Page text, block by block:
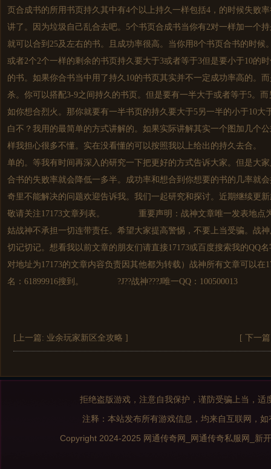
页合成书的所用书页持久其中有4个以上持久一样包括4，的时候
讲了。因为垃圾自己乱合去吧。5个书页合成书当你有2对一样加一个
就可以合到25及左右的书。且成功率很高。当你用8个书页合书的时候
或者2个2个一样的剩余的书页持久要大于3或者等于3但是要小于10的
的书。如果你合书当中用了持久10的书页其实并不一定成功率高的。
杀。你可以搭配3-9之间持久的书页。但是要有一半大于或者等于5。
如你想合烈火。那你就要有一半书页的持久要大于5另一半的小于10大
白不？我用的最简单的方式讲解的。如果实际讲解其实一个图加几个
样我担心很多不懂。实在没看懂的可以按照我以上给出的持久去
单的。等我有时间再深入的研究一下把更好的方式告诉大家。但是大
合书的失败率就会降低一多半。成功率和想合到你想要的书的几率就
奇里不能解决的问题欢迎告诉我。我们一起研究和探讨。近期继续更
敬请关注17173文章列表。 重要声明：战神文章唯一发表地点为
姑战神不承担一切连带责任。希望大家提高警惕，不要上当受骗。战
切记切记。想看我以前文章的朋友们请直接17173或百度搜索我的QQ名
对地址为17173的文章内容负责因其他都为转载）战神所有文章可以在
名：61899916搜到。 ?J??战神???J唯一QQ：100500013
[上一篇: 业余玩家新区全攻略 ] [ 下一
拒绝盗版游戏，注意自我保护，谨防受骗上当，
注释：本站发布所有游戏信息，均来自互联网，
Copyright 2024-2025 网通传奇网_网通传奇私服网_新